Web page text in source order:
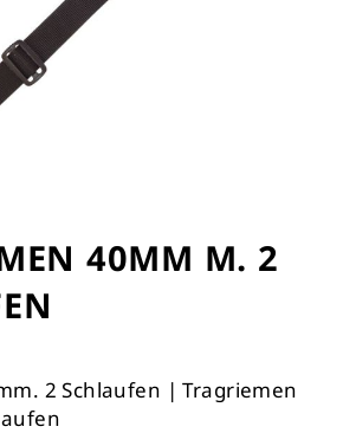
40MM M. 2
2 Schlaufen | Tragriemen